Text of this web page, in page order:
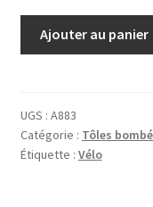
Ballon
Ajouter au panier
UGS : A883
Catégorie : Tôles
Étiquette : Vélo